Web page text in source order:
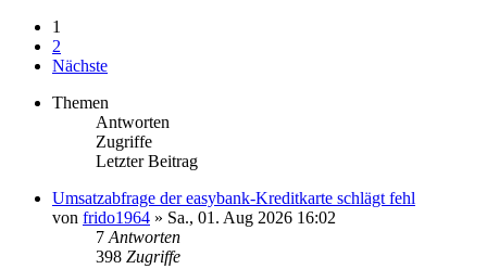
1
2
Nächste
Themen
Antworten
Zugriffe
Letzter Beitrag
Umsatzabfrage der easybank-Kreditkarte schlägt fehl
von frido1964 » Sa., 01. Aug 2026 16:02
7 Antworten
398 Zugriffe